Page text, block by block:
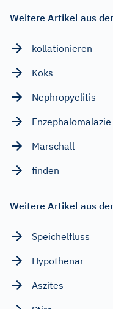
Weitere Artikel aus
kollationieren
Koks
Nephropyelitis
Enzephalomalazie
Marschall
finden
Weitere Artikel aus
Speichelfluss
Hypothenar
Aszites